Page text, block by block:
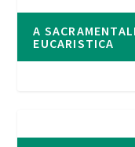
A
EUCARISTICA